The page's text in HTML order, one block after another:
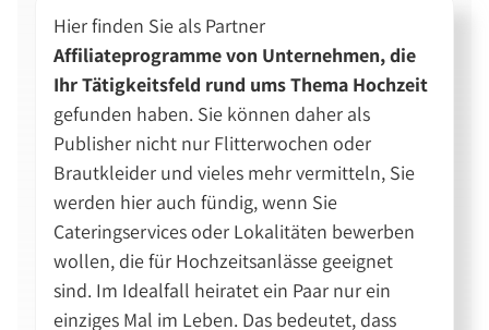
Hier finden Sie als Partner
Affiliateprogramme von Unternehmen, die
Ihr Tätigkeitsfeld rund ums Thema Hochzeit
gefunden haben. Sie können daher als
Publisher nicht nur Flitterwochen oder
Brautkleider und vieles mehr vermitteln, Sie
werden hier auch fündig, wenn Sie
Cateringservices oder Lokalitäten bewerben
wollen, die für Hochzeitsanlässe geeignet
sind. Im Idealfall heiratet ein Paar nur ein
einziges Mal im Leben. Das bedeutet, dass